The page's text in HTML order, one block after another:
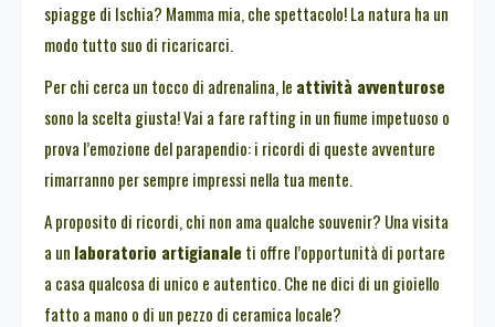
spiagge di Ischia? Mamma mia, che spettacolo! La natura ha un
modo tutto suo di ricaricarci.
Per chi cerca un tocco di adrenalina, le attività avventurose
sono la scelta giusta! Vai a fare rafting in un fiume impetuoso o
prova l’emozione del parapendio: i ricordi di queste avventure
rimarranno per sempre impressi nella tua mente.
A proposito di ricordi, chi non ama qualche souvenir? Una visita
a un laboratorio artigianale ti offre l’opportunità di portare
a casa qualcosa di unico e autentico. Che ne dici di un gioiello
fatto a mano o di un pezzo di ceramica locale?